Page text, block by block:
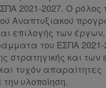
2021-2027. Ο ρόλος
Αναπτυξιακού
επιλογής των έργων,
του ΕΣΠΑ 2021-
στρατηγικής και των
τυχόν απαραίτητες
υλοποίηση.